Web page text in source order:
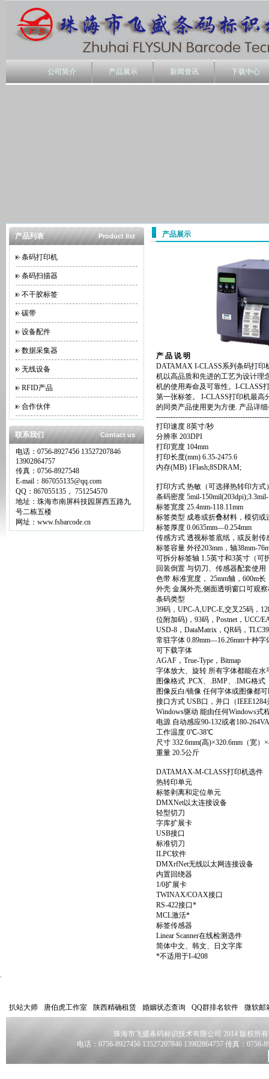
下载中心
新闻资讯
产品展示
公司简介
Product list
产品列表
条码打印机
条码扫描器
不干胶标签
碳带
设备配件
数据采集器
无线设备
RFID产品
合作伙伴
Contact us
联系我们
电话：0756-8927456 13527207846
13902864757
传真：0756-8927548
E-mail：867055135@qq.com
QQ：867055135， 751254570
地址：珠海市南屏科技园屏西五路九
号二栋五楼
网址：www.fsbarcode.cn
产品展示
产 品 说 明
DATAMAX I-CLASS系列条码打印
机以高品质和先进的工艺为设计理
机的使用寿命及可靠性。I-CLASS
第一张标签。 I-CLASS打印机最高
的同类产品使用更为方便. 产品详
打印速度 8英寸/秒
分辨率 203DPI
打印宽度 104mm
打印长度(mm) 6.35-2475.6
内存(MB) 1Flash;8SDRAM;
打印方式 热敏（可选择热转印方式
条码密度 5mil-
标签宽度 25.4mm-118.11mm
标签类型 成卷或折叠材料，模切
标签厚度 0.0635mm—0.254mm
传感方式 透视标签底纸，或反射传
标签容量 外径203mm，轴38mm-
可拆分标签轴 1.5英寸和3英寸（可
回装倒置 与切刀、传感器配套使用
色带 标准宽度， 25mm轴，600m长
外壳 金属外壳,侧面透明窗口可观
条码类型
39码，UPC-A,UPC-E,交叉25码，
位附加码)，93码，Postnet，UCC/
USD-8，DataMatrix，QR码，
常驻字体 0.89mm—16.26mm十种
可下载字体
AGAF，True-Type，Bitmap
字体放大、旋转 所有字体都能在水
图像格式 .PCX、.BMP、.IMG格式
图像反白/镜像 任何字体或图像都
接口方式 USB口，并口（
Windows驱动 能由任何Windows
电源 自动感应90-132或者180-
工作温度 0℃-38℃
尺寸 332.6mm(高)×320.6mm（宽）
重量 20.5公斤
DATAMAX-M-CLASS打印机选件
热转印单元
标签剥离和定位单元
DMXNet以太连接设备
轻型切刀
字库扩展卡
USB接口
标准切刀
ILPC软件
DMXrfNet无线以太网连接设备
内置回绕器
1/0扩展卡
TWINAX/COAX接口
RS-422接口*
MCL激活*
标签传感器
Linear Scanner在线检测选件
简体中文、韩文、日文字库
*不适用于I-4208
.
扒站大师 唐伯虎工作室 陕西精确租赁 婚姻状态查询 QQ群排名软件 微软邮
珠海市飞盛条码标识技术有限公司 2014 版权所
电话：0756-8927456 13527207846 13902864757 传真：0756-